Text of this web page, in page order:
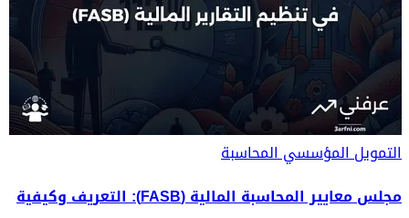
التمويل المؤسسيالمحاسبة
مجلس معايير المحاسبة المالية (FASB): التعريف وكيفية